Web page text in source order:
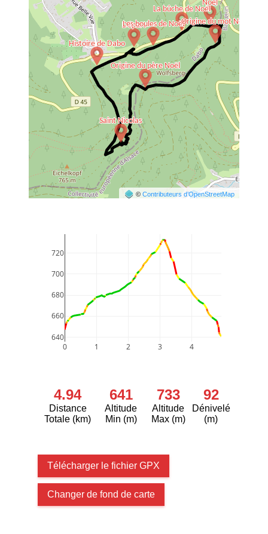
©Contributeurs d’OpenStreetMap
0 1 2 3 4
640
660
680
700
720
4.94
Distance
Totale (km)
641
Altitude
Min (m)
733
Altitude
Max (m)
92
Dénivelé
(m)
Télécharger le fichier GPX
Changer de fond de carte